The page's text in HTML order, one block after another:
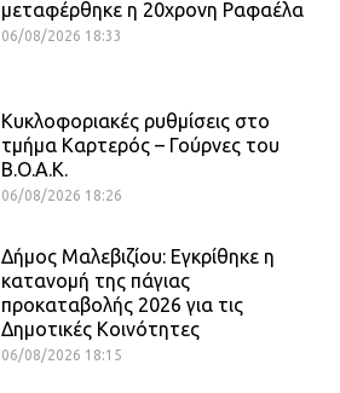
μεταφέρθηκε η 20χρονη Ραφαέλα
06/08/2026 18:33
Κυκλοφοριακές ρυθμίσεις στο
τμήμα Καρτερός – Γούρνες του
Β.Ο.Α.Κ.
06/08/2026 18:26
Δήμος Μαλεβιζίου: Εγκρίθηκε η
κατανομή της πάγιας
προκαταβολής 2026 για τις
Δημοτικές Κοινότητες
06/08/2026 18:15